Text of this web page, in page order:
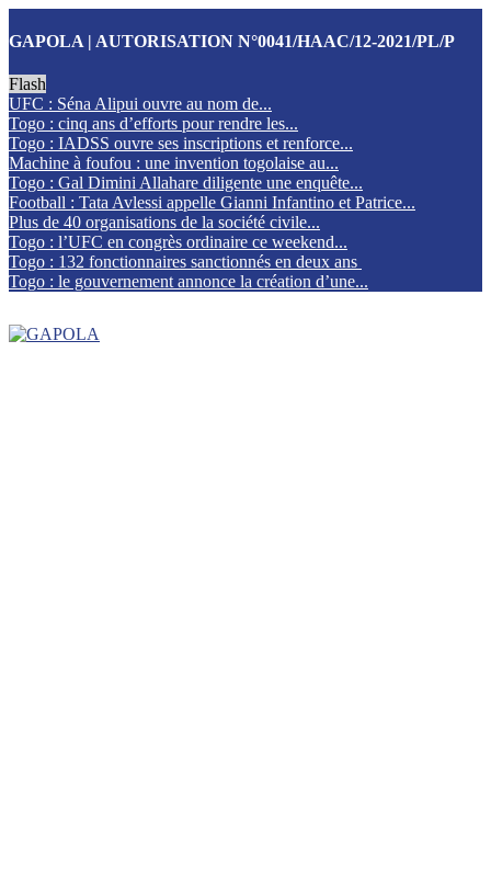
GAPOLA | AUTORISATION N°0041/HAAC/12-2021/PL/P
Flash
UFC : Séna Alipui ouvre au nom de...
Togo : cinq ans d’efforts pour rendre les...
Togo : IADSS ouvre ses inscriptions et renforce...
Machine à foufou : une invention togolaise au...
Togo : Gal Dimini Allahare diligente une enquête...
Football : Tata Avlessi appelle Gianni Infantino et Patrice...
Plus de 40 organisations de la société civile...
Togo : l’UFC en congrès ordinaire ce weekend...
Togo : 132 fonctionnaires sanctionnés en deux ans
Togo : le gouvernement annonce la création d’une...